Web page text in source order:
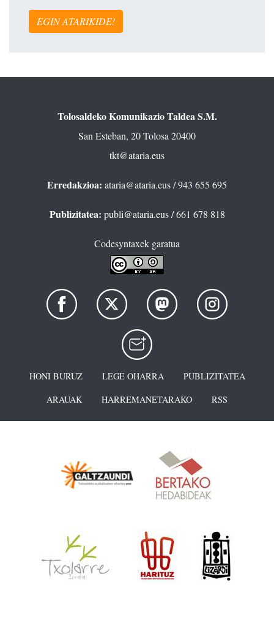
EGIN ATARIKIDE!
Tolosaldeko Komunikazio Taldea S.M.
San Esteban, 20 Tolosa 20400
tkt@ataria.eus
Erredakzioa: ataria@ataria.eus/ 943 655 695
Publizitatea: publi@ataria.eus/ 661 678 818
Codesyntaxek garatua
HONI BURUZ LEGE OHARRA
PUBLIZITATEA
ARAUAK
HARREMANETARAKO RSS